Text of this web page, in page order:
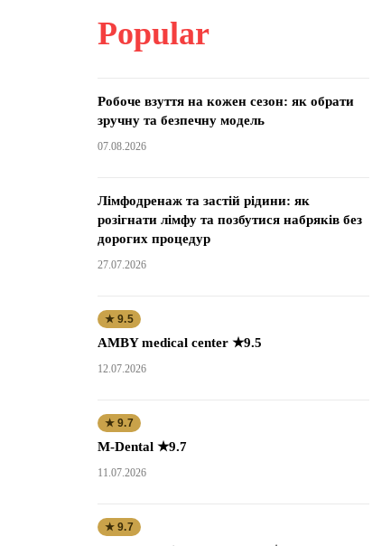
Popular
Робоче взуття на кожен сезон: як обрати
зручну та безпечну модель
07.08.2026
Лімфодренаж та застій рідини: як
розігнати лімфу та позбутися набряків без
дорогих процедур
27.07.2026
★ 9.5
AMBY medical center ★9.5
12.07.2026
★ 9.7
M-Dental ★9.7
11.07.2026
★ 9.7